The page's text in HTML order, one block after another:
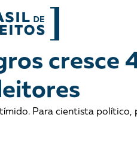
cresce
Para cientista político,